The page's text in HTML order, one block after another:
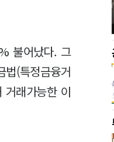
불어났다. 그
법(특정금융거
거래가능한 이